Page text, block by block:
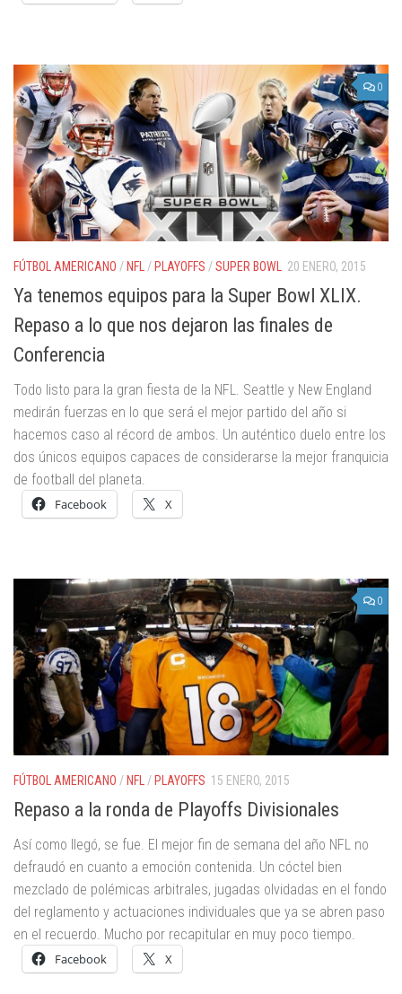
0
FÚTBOL AMERICANO / NFL / PLAYOFFS /SUPER BOWL 20 ENERO, 2015
Ya tenemos equipos para la Super Bowl XLIX.
Repaso a lo que nos dejaron las finales de
Conferencia
Todo listo para la gran fiesta de la NFL. Seattle y New England
medirán fuerzas en lo que será el mejor partido del año si
hacemos caso al récord de ambos. Un auténtico duelo entre los
dos únicos equipos capaces de considerarse la mejor franquicia
de football del planeta.
Facebook X
0
FÚTBOL AMERICANO / NFL / PLAYOFFS 15 ENERO, 2015
Repaso a la ronda de Playoffs Divisionales
Así como llegó, se fue. El mejor fin de semana del año NFL no
defraudó en cuanto a emoción contenida. Un cóctel bien
mezclado de polémicas arbitrales, jugadas olvidadas en el fondo
del reglamento y actuaciones individuales que ya se abren paso
en el recuerdo. Mucho por recapitular en muy poco tiempo.
Facebook X